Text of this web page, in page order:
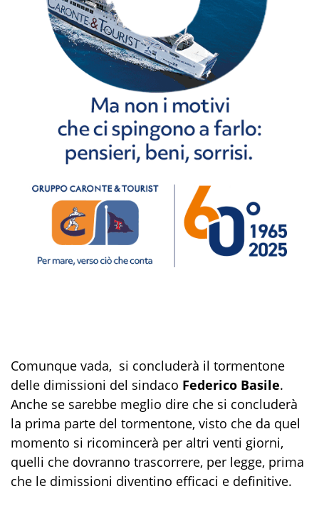
Comunque vada, si concluderà il tormentone
delle dimissioni del sindaco Federico Basile.
Anche se sarebbe meglio dire che si concluderà
la prima parte del tormentone, visto che da quel
momento si ricomincerà per altri venti giorni,
quelli che dovranno trascorrere, per legge, prima
che le dimissioni diventino efficaci e definitive.